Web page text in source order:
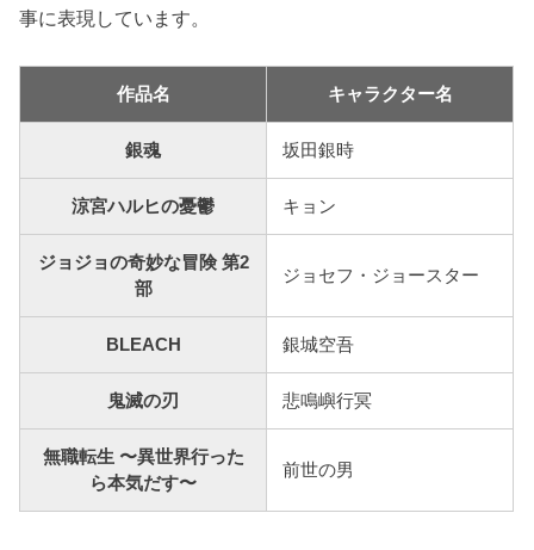
事に表現しています。
作品名 キャラクター名
銀魂 坂田銀時
涼宮ハルヒの憂鬱 キョン
ジョジョの奇妙な冒険 第2
部
ジョセフ・ジョースター
BLEACH 銀城空吾
鬼滅の刃 悲鳴嶼行冥
無職転生 〜異世界行った
ら本気だす〜
前世の男